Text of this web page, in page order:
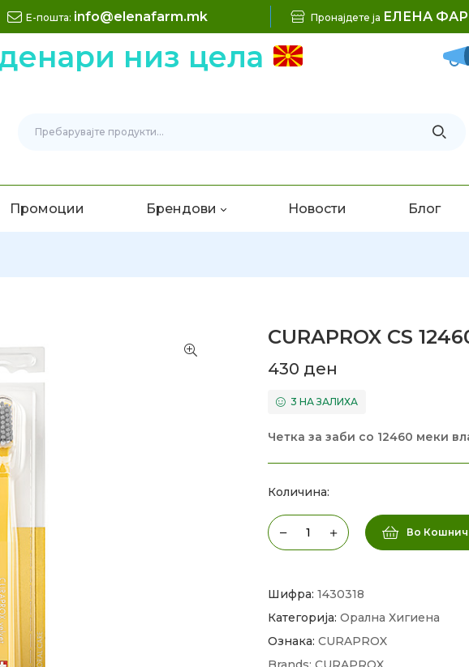
Е-пошта: info@elenafarm.mk Пронајдете ја ЕЛЕНА
низ цела
Промоции Брендови Новости Блог
CURAPROX CS
430 ден
3 НА ЗАЛИХА
Четка за заби со 12460 меки
Количина:
Во
Шифра: 1430318
Категорија: Орална Хигиена
Ознака: CURAPROX